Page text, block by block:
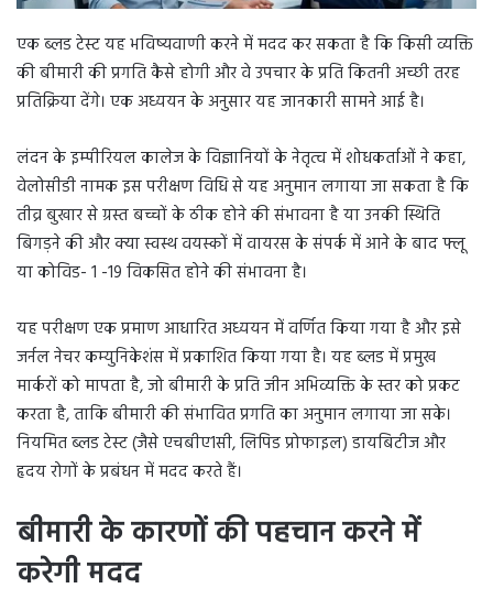
एक ब्लड टेस्ट यह भविष्यवाणी करने में मदद कर सकता है कि किसी व्यक्ति
की बीमारी की प्रगति कैसे होगी और वे उपचार के प्रति कितनी अच्छी तरह
प्रतिक्रिया देंगे। एक अध्ययन के अनुसार यह जानकारी सामने आई है।
लंदन के इम्पीरियल कालेज के विज्ञानियों के नेतृत्व में शोधकर्ताओं ने कहा,
वेलोसीडी नामक इस परीक्षण विधि से यह अनुमान लगाया जा सकता है कि
तीव्र बुखार से ग्रस्त बच्चों के ठीक होने की संभावना है या उनकी स्थिति
बिगड़ने की और क्या स्वस्थ वयस्कों में वायरस के संपर्क में आने के बाद फ्लू
या कोविड- 1 -19 विकसित होने की संभावना है।
यह परीक्षण एक प्रमाण आधारित अध्ययन में वर्णित किया गया है और इसे
जर्नल नेचर कम्युनिकेशंस में प्रकाशित किया गया है। यह ब्लड में प्रमुख
मार्करों को मापता है, जो बीमारी के प्रति जीन अभिव्यक्ति के स्तर को प्रकट
करता है, ताकि बीमारी की संभावित प्रगति का अनुमान लगाया जा सके।
नियमित ब्लड टेस्ट (जैसे एचबीए1सी, लिपिड प्रोफाइल) डायबिटीज और
हृदय रोगों के प्रबंधन में मदद करते हैं।
बीमारी के कारणों की पहचान करने में
करेगी मदद